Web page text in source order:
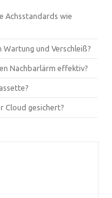
Achsstandards wie
und Verschleiß?
Nachbarlärm effektiv?
Cloud gesichert?